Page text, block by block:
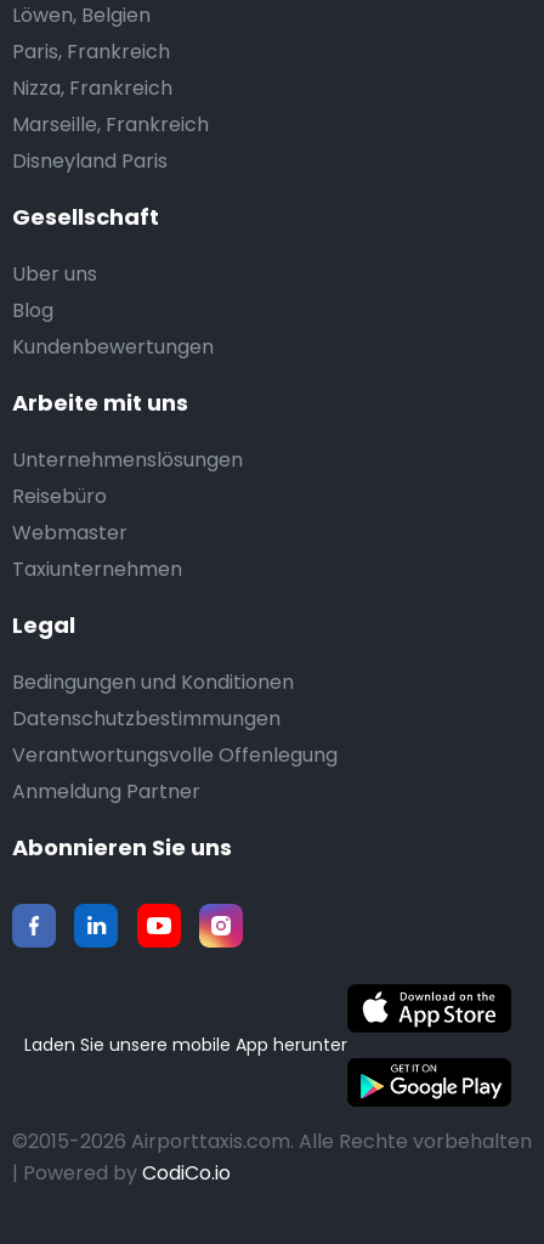
Gesellschaft
Uber uns
Blog
Kundenbewertungen
Arbeite mit uns
Unternehmenslösungen
Reisebüro
Webmaster
Taxiunternehmen
Legal
Bedingungen und Konditionen
Datenschutzbestimmungen
Verantwortungsvolle Offenlegung
Anmeldung Partner
Löwen, Belgien
Paris, Frankreich
Nizza, Frankreich
Marseille, Frankreich
Disneyland Paris
Abonnieren Sie uns
Laden Sie unsere mobile App herunter
©2015-2026 Airporttaxis.com. Alle Rechte vorbehalten
| Powered byCodiCo.io